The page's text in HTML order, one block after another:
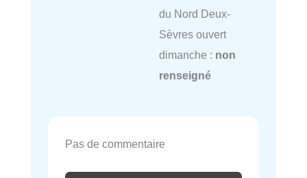
du Nord Deux-
Sèvres ouvert
dimanche : non
renseigné
Pas de commentaire